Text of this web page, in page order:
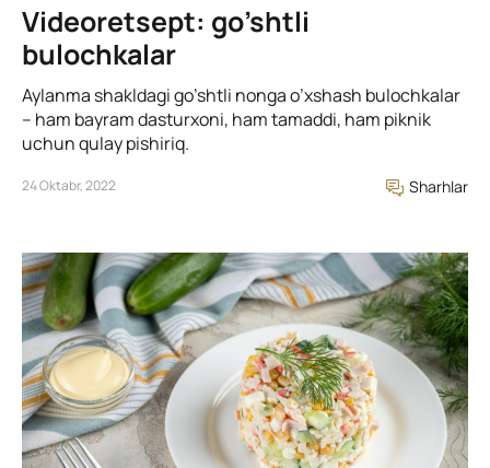
Videoretsept: go’shtli
bulochkalar
Aylanma shakldagi go’shtli nonga o’xshash bulochkalar
– ham bayram dasturxoni, ham tamaddi, ham piknik
uchun qulay pishiriq.
24 Oktabr, 2022 Sharhlar